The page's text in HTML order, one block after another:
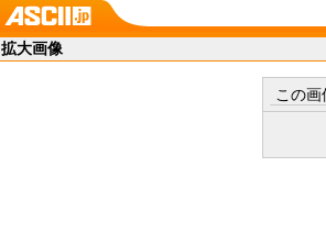
拡大画像
この